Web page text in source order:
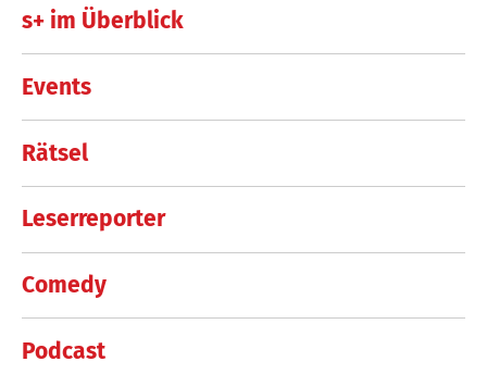
s+ im Überblick
Events
Rätsel
Leserreporter
Comedy
Podcast